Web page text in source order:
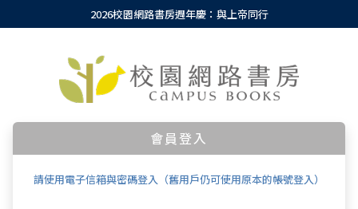
2026校園網路書房週年慶：與上帝同行
會員登入
請使用電子信箱與密碼登入（舊用戶仍可使用原本的帳號登入）